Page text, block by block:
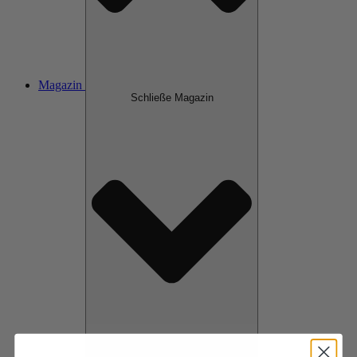
Magazin
Schließe Magazin